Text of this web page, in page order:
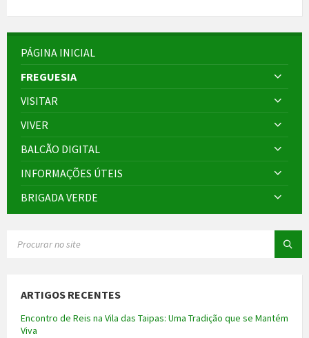
PÁGINA INICIAL
FREGUESIA
VISITAR
VIVER
BALCÃO DIGITAL
INFORMAÇÕES ÚTEIS
BRIGADA VERDE
ARTIGOS RECENTES
Encontro de Reis na Vila das Taipas: Uma Tradição que se Mantém
Viva